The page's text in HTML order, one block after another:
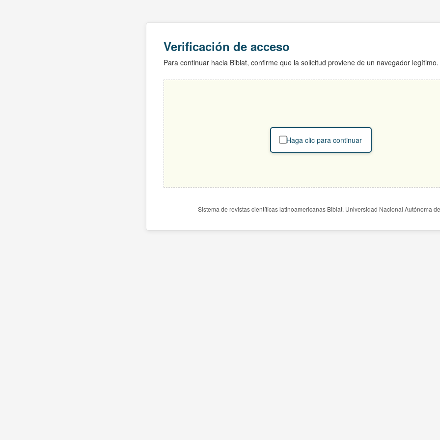
Verificación de acceso
Para continuar hacia Biblat, confirme que la solicitud proviene de un navegador legítimo.
Haga clic para continuar
Sistema de revistas científicas latinoamericanas Biblat. Universidad Nacional Autónoma